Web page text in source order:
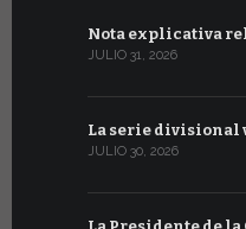
Nota explicativa
JULIO 31, 2026
La serie divisional
JULIO 30, 2026